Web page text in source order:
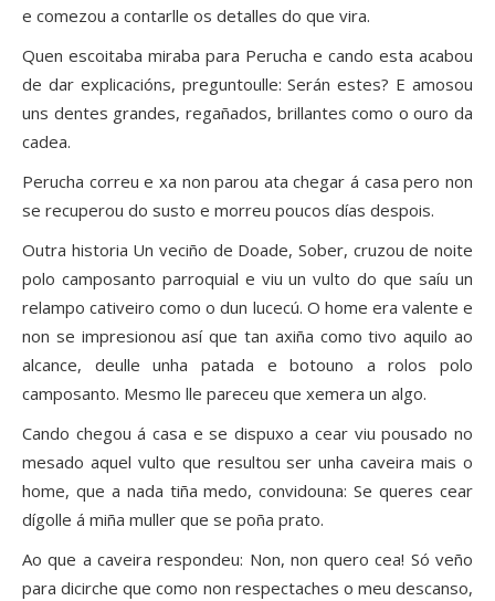
e comezou a contarlle os detalles do que vira.
Quen escoitaba miraba para Perucha e cando esta acabou
de dar explicacións, preguntoulle: Serán estes? E amosou
uns dentes grandes, regañados, brillantes como o ouro da
cadea.
Perucha correu e xa non parou ata chegar á casa pero non
se recuperou do susto e morreu poucos días despois.
Outra historia Un veciño de Doade, Sober, cruzou de noite
polo camposanto parroquial e viu un vulto do que saíu un
relampo cativeiro como o dun lucecú. O home era valente e
non se impresionou así que tan axiña como tivo aquilo ao
alcance, deulle unha patada e botouno a rolos polo
camposanto. Mesmo lle pareceu que xemera un algo.
Cando chegou á casa e se dispuxo a cear viu pousado no
mesado aquel vulto que resultou ser unha caveira mais o
home, que a nada tiña medo, convidouna: Se queres cear
dígolle á miña muller que se poña prato.
Ao que a caveira respondeu: Non, non quero cea! Só veño
para dicirche que como non respectaches o meu descanso,